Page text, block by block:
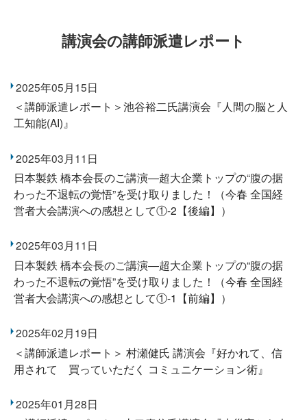
講演会の講師派遣レポート
2025年05月15日
＜講師派遣レポート＞池谷裕二氏講演会『人間の脳と人
工知能(AI)』
2025年03月11日
日本製鉄 橋本会長のご講演―超大企業トップの“腹の据
わった不退転の覚悟”を受け取りました！（今春 全国経
営者大会講演への感想として①-2【後編】）
2025年03月11日
日本製鉄 橋本会長のご講演―超大企業トップの“腹の据
わった不退転の覚悟”を受け取りました！（今春 全国経
営者大会講演への感想として①-1【前編】）
2025年02月19日
＜講師派遣レポート＞ 村瀬健氏 講演会『好かれて、信
用されて 買っていただく コミュニケーション術』
2025年01月28日